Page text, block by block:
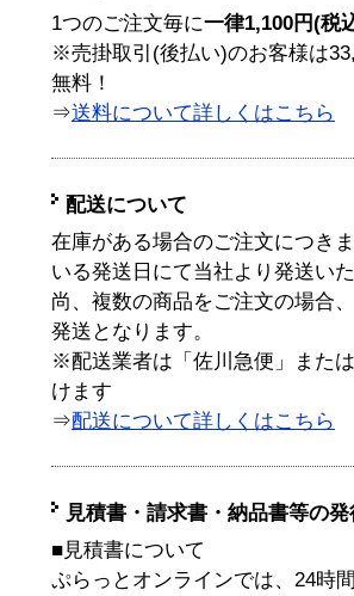
1つのご注文毎に一律1,100円(税
※売掛取引(後払い)のお客様は
無料！
⇒送料について詳しくはこちら
配送について
在庫がある場合のご注文につき
いる発送日にて当社より発送い
尚、複数の商品をご注文の場合
発送となります。
※配送業者は「佐川急便」また
けます
⇒配送について詳しくはこちら
見積書・請求書・納品書等の
■見積書について
ぷらっとオンラインでは、24時